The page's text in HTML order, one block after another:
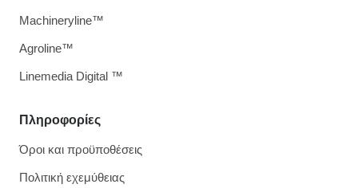
Πληροφορίες
Όροι και προϋποθέσεις
Πολιτική εχεμύθειας
Machineryline™
Agroline™
Linemedia Digital ™